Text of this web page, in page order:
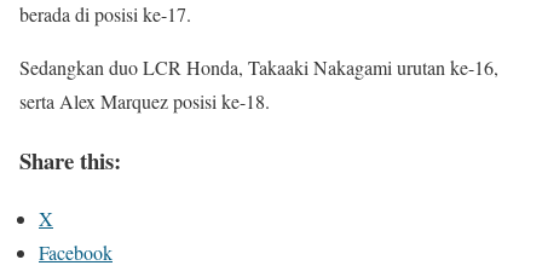
berada di posisi ke-17.
Sedangkan duo LCR Honda, Takaaki Nakagami urutan ke-16,
serta Alex Marquez posisi ke-18.
Share this:
X
Facebook